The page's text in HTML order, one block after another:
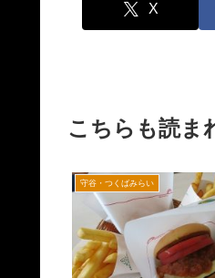
X
こちらも読ま
守谷・つくばみらい